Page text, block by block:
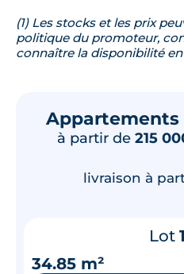
(1) Les stocks et les prix
politique du promoteur,
connaître la disponibilité
Appartements
à partir de 215
livraison à
Lot
34.85 m²